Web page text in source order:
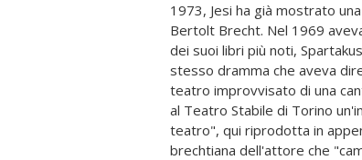
1973, Jesi ha già mostrato
Bertolt Brecht. Nel 1969
dei suoi libri più noti,
stesso dramma che aveva
teatro improvvisato di una
al Teatro Stabile di Torino
teatro", qui riprodotta in
brechtiana dell'attore che
ricerca jesiana: un laboratorio
della rivolta come
cui ruoterà la cruciale
Tempo della festa - e la
nella cultura dominante
destra"). Al centro del
posizione dell'intellettuale
solo nella misura in cui può